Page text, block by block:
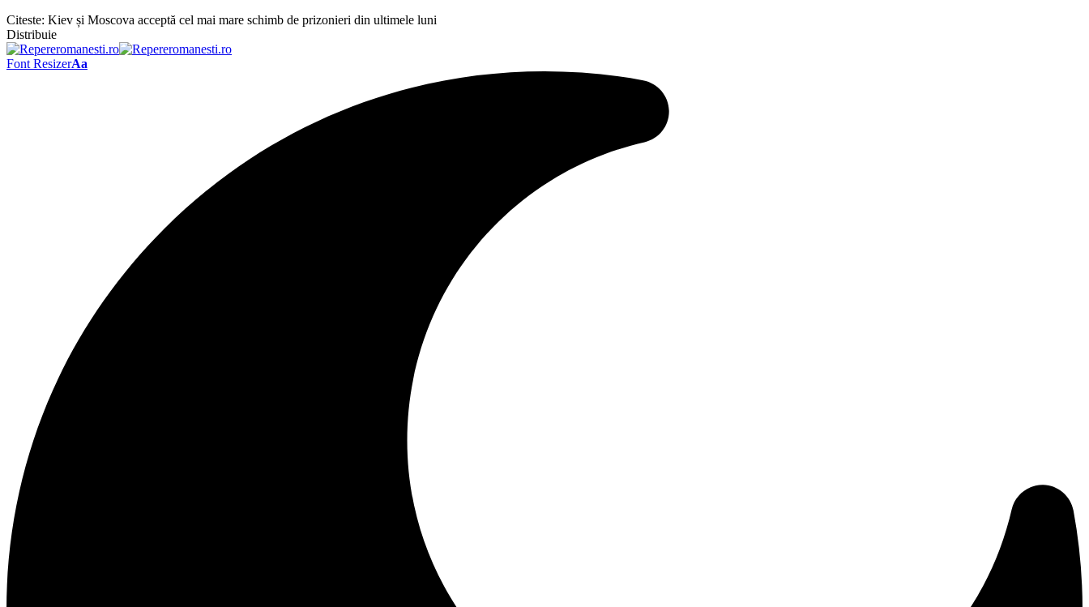
Citeste: Kiev și Moscova acceptă cel mai mare schimb de prizonieri din ultimele luni
Distribuie
Font ResizerAa